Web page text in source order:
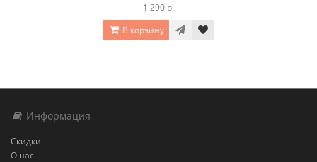
1 290 р.
В корзину
Информация
Скидки
О нас